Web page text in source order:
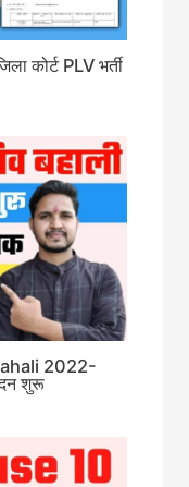
कोर्ट PLV भर्ती
2022-
शुरू